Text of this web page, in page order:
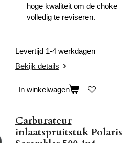
hoge kwaliteit om de choke
volledig te reviseren.
Levertijd 1-4 werkdagen
Bekijk details
In winkelwagen
Carburateur
inlaatspruitstuk Polaris